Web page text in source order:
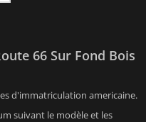
66 Sur Fond Bois
d'immatriculation americaine.
suivant le modèle et les